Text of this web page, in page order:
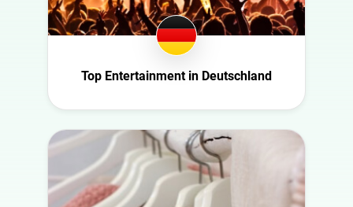
Deutschland
Ecuador
Ghana
Großbritannien
Ireland
Italien
Kunst
Natur
Politik
Technologie
Tiere
Wissenschaft
Top Entertainment in Deutschland